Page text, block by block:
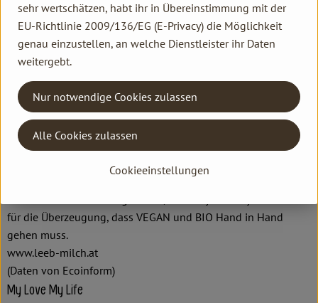
Leeb Biomilch GmbH
A 4552 Wartberg/Krems
Kreativität, Liebe zum Handwerk und Nachhaltigkeit bilden
das Fundament der Marke „MyLove-MyLife“. Bei den „MyLove-
MyLife“ Produkten handelt es sich um vegane Bio-Produkte
auf rein pflanzlicher Basis aus Hafer, Kokos, Mandel und Soja.
für die Überzeugung, dass VEGAN und BIO Hand in Hand
gehen muss.
www.leeb-milch.at
(Daten von Ecoinform)
My Love My Life
sehr wertschätzen, habt ihr in Übereinstimmung mit der
EU-Richtlinie 2009/136/EG (E-Privacy) die Möglichkeit
genau einzustellen, an welche Dienstleister ihr Daten
weitergebt.
Cookieeinstellungen
Nur notwendige Cookies zulassen
Alle Cookies zulassen